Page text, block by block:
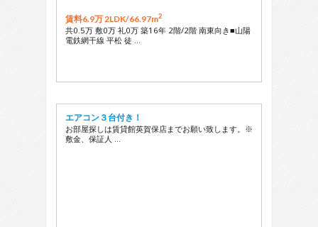
賃料6.9万 2LDK/66.97m2
共0.5万 敷0万 礼0万 築16年 2階/2階 南東向き■山陽
電鉄網干線 平松 徒 …
エアコン３台付き！
お部屋探しは賃貸館英賀保店までお願い致します。※
敷金、保証人 …